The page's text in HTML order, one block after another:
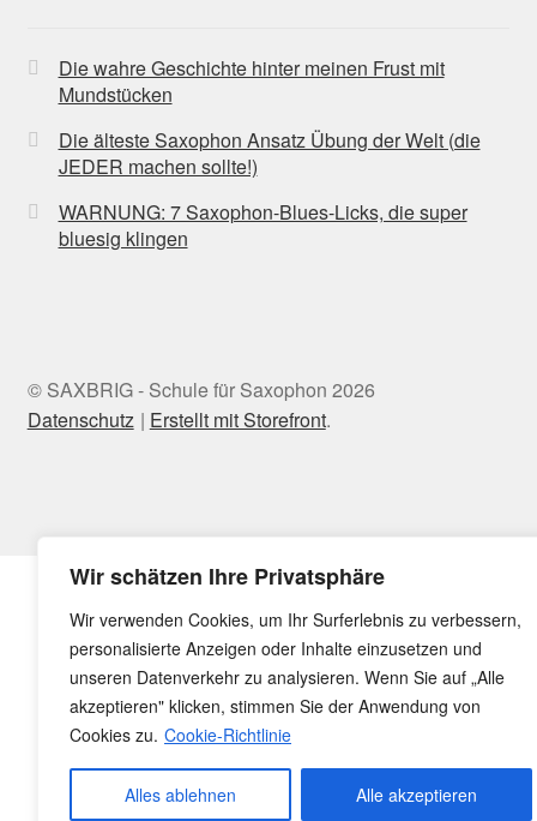
Wir schätzen Ihre Privatsphäre
Wir verwenden Cookies, um Ihr Surferlebnis zu verbessern,
personalisierte Anzeigen oder Inhalte einzusetzen und
unseren Datenverkehr zu analysieren. Wenn Sie auf „Alle
akzeptieren" klicken, stimmen Sie der Anwendung von
Cookies zu. Cookie-Richtlinie
Alles ablehnen Alle akzeptieren
Die wahre Geschichte hinter meinen Frust mit
Mundstücken
Die älteste Saxophon Ansatz Übung der Welt (die
JEDER machen sollte!)
WARNUNG: 7 Saxophon-Blues-Licks, die super
bluesig klingen
© SAXBRIG - Schule für Saxophon 2026
Datenschutz
Erstellt mit Storefront.